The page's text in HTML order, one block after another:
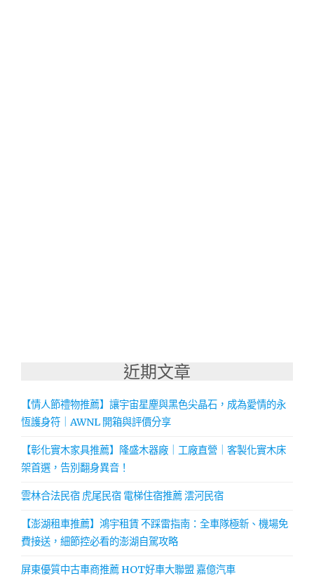
近期文章
【情人節禮物推薦】讓宇宙星塵與黑色尖晶石，成為愛情的永
恆護身符｜AWNL 開箱與評價分享
【彰化實木家具推薦】隆盛木器廠｜工廠直營｜客製化實木床
架首選，告別翻身異音！
雲林合法民宿 虎尾民宿 電梯住宿推薦 澐河民宿
【澎湖租車推薦】鴻宇租賃 不踩雷指南：全車隊極新、機場免
費接送，細節控必看的澎湖自駕攻略
屏東優質中古車商推薦 HOT好車大聯盟 嘉億汽車